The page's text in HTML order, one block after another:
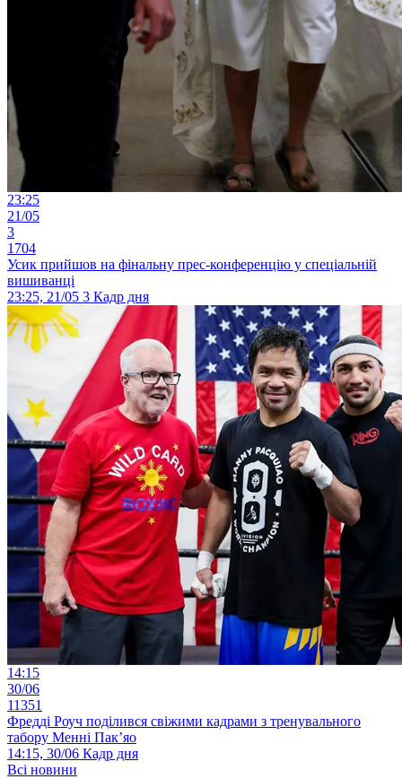
23:25
21/05
3
1704
Усик прийшов на фінальну прес-конференцію у спеціальній
вишиванці
23:25, 21/05 3 Кадр дня
14:15
30/06
11351
Фредді Роуч поділився свіжими кадрами з тренувального
табору Менні Пак’яо
14:15, 30/06 Кадр дня
Всі новини